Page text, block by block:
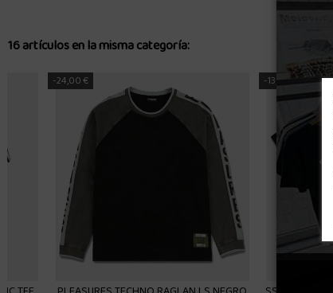
16 artículos en la misma categoría: